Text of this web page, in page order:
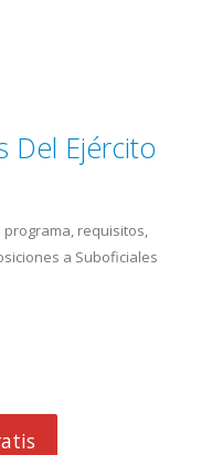
Del Ejército
requisitos,
a Suboficiales